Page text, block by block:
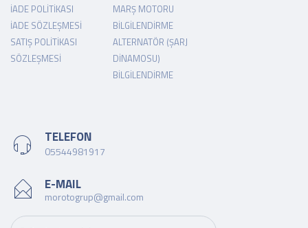
İADE POLITIKASI
İADE SÖZLEŞMESI
SATIŞ POLITIKASI
SÖZLEŞMESI
MARŞ MOTORU
BILGILENDIRME
ALTERNATÖR (ŞARJ
DINAMOSU)
BILGILENDIRME
TELEFON
05544981917
E-MAIL
morotogrup@gmail.com